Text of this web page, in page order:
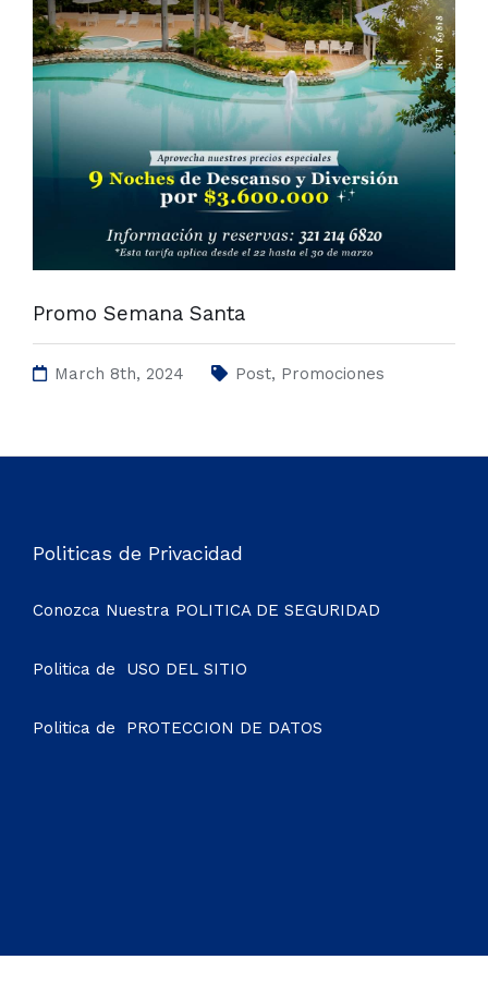
Promo Semana Santa
March 8th, 2024 Post, Promociones
Politicas de Privacidad
Conozca Nuestra POLITICA DE SEGURIDAD
Politica de USO DEL SITIO
Politica de PROTECCION DE DATOS